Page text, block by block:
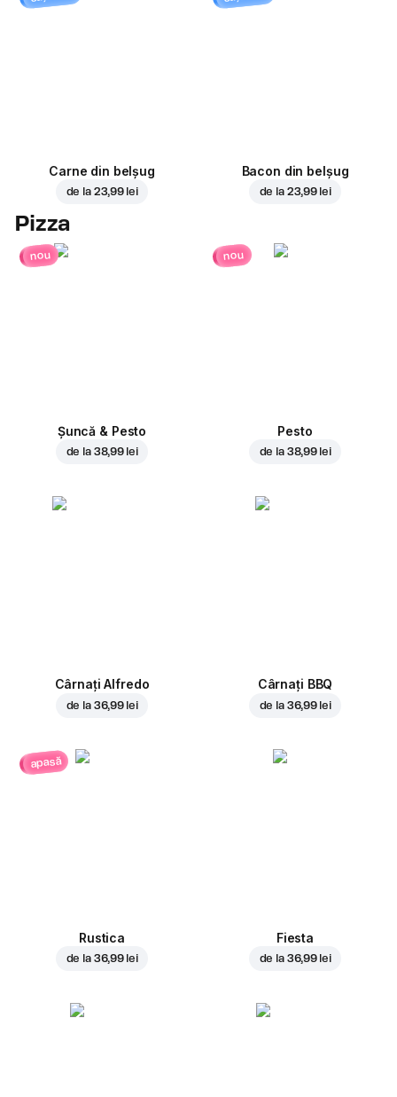
Carne din belșug
de la 23,99 lei
Bacon din belșug
de la 23,99 lei
Pizza
nou
Șuncă & Pesto
de la 38,99 lei
nou
Pesto
de la 38,99 lei
Cârnați Alfredo
de la 36,99 lei
Cârnați BBQ
de la 36,99 lei
apasă
Rustica
de la 36,99 lei
Fiesta
de la 36,99 lei